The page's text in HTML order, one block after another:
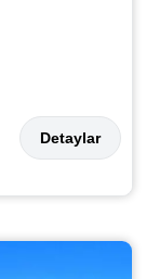
Detaylar